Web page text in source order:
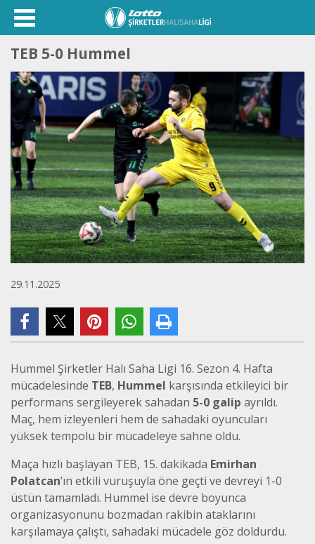
TEB 5-0 Hummel
29.11.2025
Hummel Şirketler Halı Saha Ligi 16. Sezon 4. Hafta
mücadelesinde TEB, Hummel karşısında etkileyici bir
performans sergileyerek sahadan 5-0 galip ayrıldı.
Maç, hem izleyenleri hem de sahadaki oyuncuları
yüksek tempolu bir mücadeleye sahne oldu.
Maça hızlı başlayan TEB, 15. dakikada Emirhan
Polatcan’ın etkili vuruşuyla öne geçti ve devreyi 1-0
üstün tamamladı. Hummel ise devre boyunca
organizasyonunu bozmadan rakibin ataklarını
karşılamaya çalıştı, sahadaki mücadele göz doldurdu.